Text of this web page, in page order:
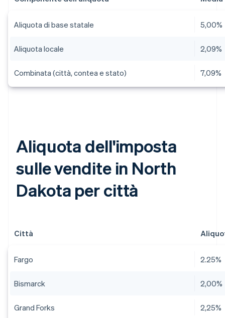
Aliquota di base statale 5,00%
Aliquota locale 2,09%
Combinata (città, contea e stato) 7,09%
Aliquota dell'imposta
sulle vendite in North
Dakota per città
Città
Fargo 2.25%
Bismarck 2,00%
Grand Forks 2,25%